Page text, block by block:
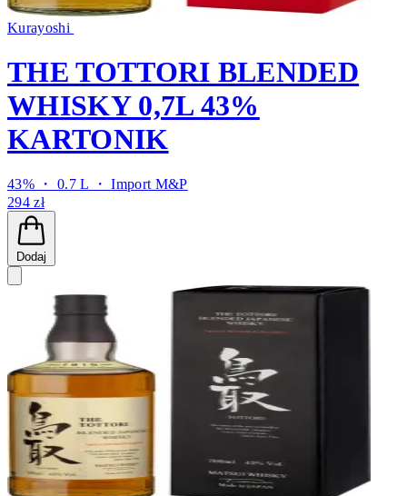
Kurayoshi
THE TOTTORI BLENDED
WHISKY 0,7L 43%
KARTONIK
43% ・ 0.7 L ・Import M&P
294 zł
Dodaj